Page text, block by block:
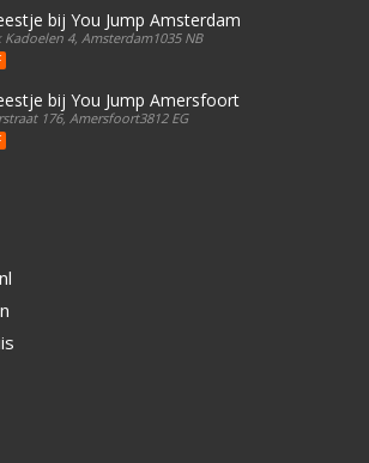
bij You Jump Amsterdam
4, Amsterdam1035 NB
bij You Jump Amersfoort
176, Amersfoort3812 EG